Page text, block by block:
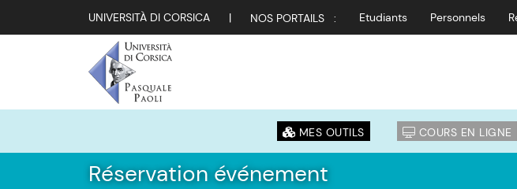
UNIVERSITÀ DI CORSICA | NOS PORTAILS : Etudiants Personnels
MES OUTILS COURS EN LIGNE
Réservation événement